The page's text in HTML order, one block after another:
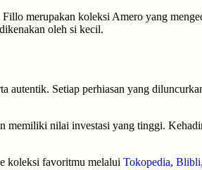
merupakan koleksi Amero yang
oleh si kecil.
Setiap perhiasan yang
memiliki nilai investasi yang tinggi.
koleksi favoritmu melalui Tokopedia, Blibli